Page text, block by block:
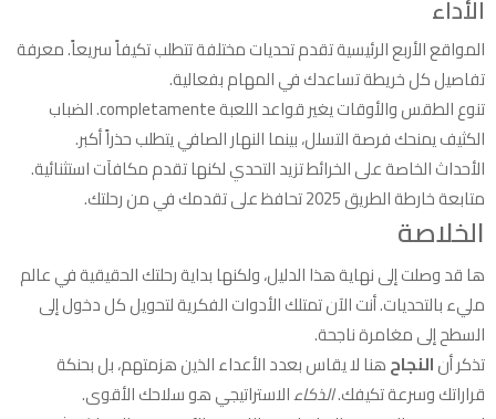
الأداء
المواقع الأربع الرئيسية تقدم تحديات مختلفة تتطلب تكيفاً سريعاً. معرفة
تفاصيل كل خريطة تساعدك في المهام بفعالية.
تنوع الطقس والأوقات يغير قواعد اللعبة completamente. الضباب
الكثيف يمنحك فرصة التسلل، بينما النهار الصافي يتطلب حذراً أكبر.
الأحداث الخاصة على الخرائط تزيد التحدي لكنها تقدم مكافآت استثنائية.
متابعة خارطة الطريق 2025 تحافظ على تقدمك في من رحلتك.
الخلاصة
ها قد وصلت إلى نهاية هذا الدليل، ولكنها بداية رحلتك الحقيقية في عالم
مليء بالتحديات. أنت الآن تمتلك الأدوات الفكرية لتحويل كل دخول إلى
السطح إلى مغامرة ناجحة.
تذكر أنالنجاحهنا لا يقاس بعدد الأعداء الذين هزمتهم، بل بحنكة
قراراتك وسرعة تكيفك.الذكاءالاستراتيجي هو سلاحك الأقوى.